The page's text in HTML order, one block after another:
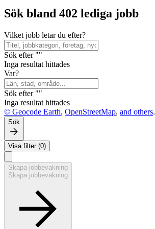
Sök bland 402 lediga jobb
Vilket jobb letar du efter?
Sök efter ""
Inga resultat hittades
Var?
Sök efter ""
Inga resultat hittades
© Geocode Earth, OpenStreetMap, and others.
Sök
Visa filter (0)
Skapa jobbevakning
Skapa jobbevakning